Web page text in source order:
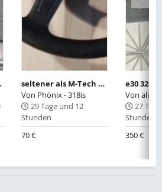
seltener als M-Tech 1 und ALPINA Lenkrad: original Buchhalter Lenkrad ;)
Von Phönix - 318is
29 Tage und 12
Stunden
70 €
Von alisa
27
Stunden
350 €